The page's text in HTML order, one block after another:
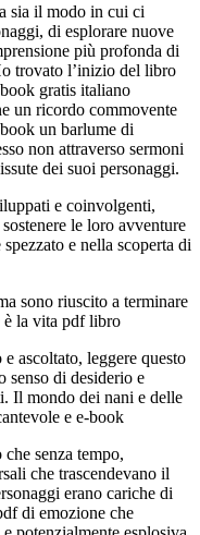
sia il modo in cui ci
di esplorare nuove
più profonda di
trovato l’inizio del libro
gratis italiano
un ricordo commovente
un barlume di
non attraverso sermoni
dei suoi personaggi.
e coinvolgenti,
le loro avventure
e nella scoperta di
sono riuscito a terminare
è la vita pdf libro
ascoltato, leggere questo
senso di desiderio e
Il mondo dei nani e delle
e e-book
senza tempo,
che trascendevano il
erano cariche di
di emozione che